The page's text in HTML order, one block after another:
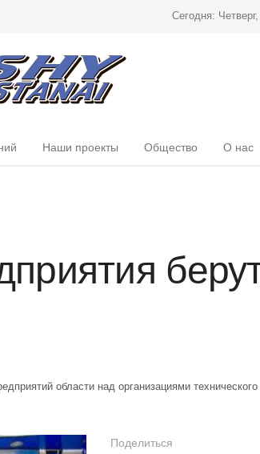
Сегодня:
Наши проекты Общество О нас
области над организациями технического
Поделиться